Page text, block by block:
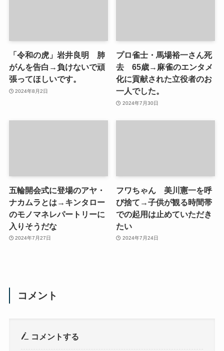
「令和の虎」岩井良明 肺
がんを告白→負けないで頑
張ってほしいです。
2024年8月2日
プロ雀士・馬場裕一さん死
去 65歳→麻雀のエンタメ
化に貢献された立役者のお
一人でした。
2024年7月30日
五輪開会式に登場のアヤ・
ナカムラとは→キンタロー
のモノマネレパートリーに
入りそうだな
2024年7月27日
フワちゃん 美川憲一を呼
び捨て→子供が観る時間帯
での起用は止めていただき
たい
2024年7月24日
コメント
コメントする